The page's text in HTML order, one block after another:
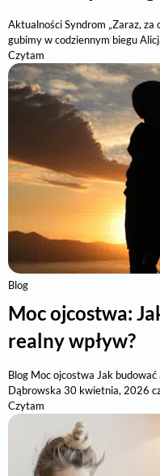
Aktualności Syndrom „Zaraz, za
gubimy w codziennym biegu
Czytam
Blog
Moc ojcostwa:
realny wpływ?
Blog Moc ojcostwa Jak
Dąbrowska 30 kwietnia, 2026
Czytam